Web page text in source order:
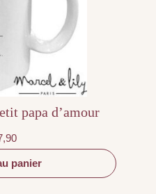
papa d’amour
panier